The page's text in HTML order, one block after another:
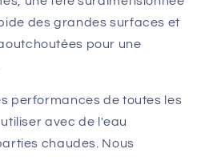
des grandes surfaces et
pour une
performances de toutes les
avec de l'eau
chaudes. Nous